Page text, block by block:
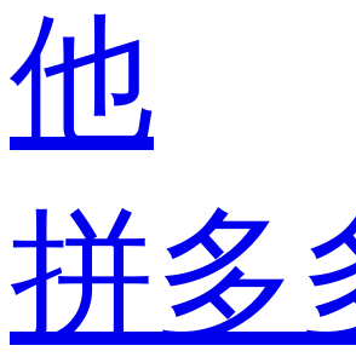
他
拼多